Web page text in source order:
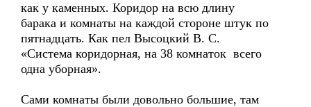
как у каменных. Коридор на всю длину
барака и комнаты на каждой стороне штук по
пятнадцать. Как пел Высоцкий В. С.
«Система коридорная, на 38 комнаток всего
одна уборная».
Сами комнаты были довольно большие, там